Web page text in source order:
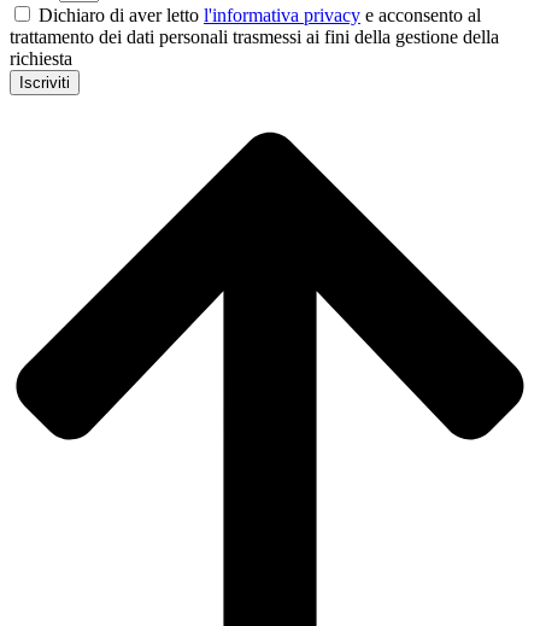
Dichiaro di aver letto l'informativa privacy e acconsento al
trattamento dei dati personali trasmessi ai fini della gestione della
richiesta
Iscriviti